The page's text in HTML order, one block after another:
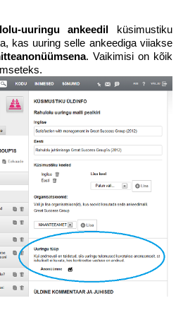
uuringu ankeedil küsimustiku
kas uuring selle ankeediga viiakse
. Vaikimisi on kõik